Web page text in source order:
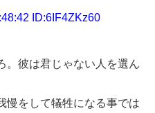
ID:6IF4ZKz60
。彼は君じゃない人を選ん
慢をして犠牲になる事では